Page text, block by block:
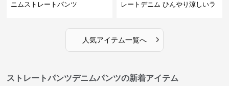
ニムストレートパンツ
レートデニム ひんやり涼しいラ
人気アイテム一覧へ ›
ストレートパンツデニムパンツの新着アイテム